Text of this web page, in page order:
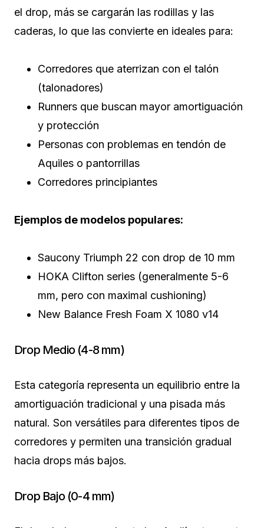
el drop, más se cargarán las rodillas y las
caderas, lo que las convierte en ideales para:
Corredores que aterrizan con el talón
(talonadores)
Runners que buscan mayor amortiguación
y protección
Personas con problemas en tendón de
Aquiles o pantorrillas
Corredores principiantes
Ejemplos de modelos populares:
Saucony Triumph 22 con drop de 10 mm
HOKA Clifton series (generalmente 5-6
mm, pero con maximal cushioning)
New Balance Fresh Foam X 1080 v14
Drop Medio (4-8 mm)
Esta categoría representa un equilibrio entre la
amortiguación tradicional y una pisada más
natural. Son versátiles para diferentes tipos de
corredores y permiten una transición gradual
hacia drops más bajos.
Drop Bajo (0-4 mm)